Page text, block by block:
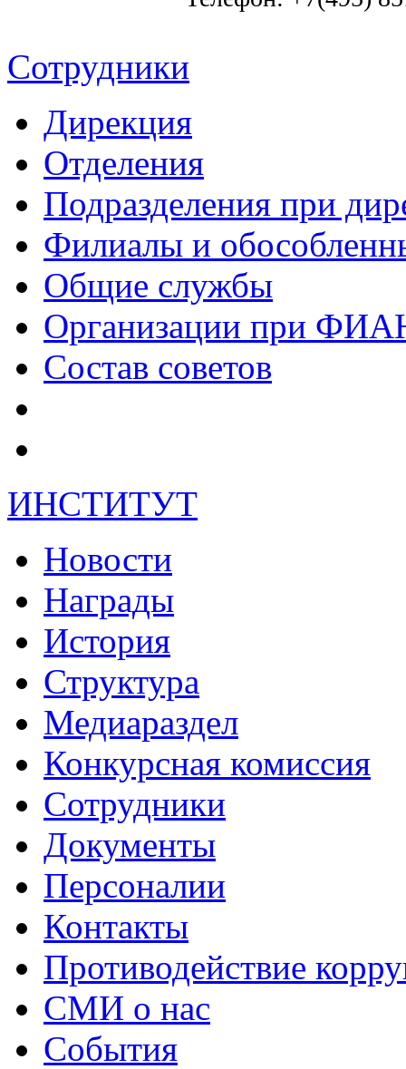
Сотрудники
Дирекция
Отделения
Подразделения при
Филиалы и
Общие службы
Организации при
Состав советов
ИНСТИТУТ
Новости
Награды
История
Структура
Медиараздел
Конкурсная комиссия
Сотрудники
Документы
Персоналии
Контакты
Противодействие
СМИ о нас
События